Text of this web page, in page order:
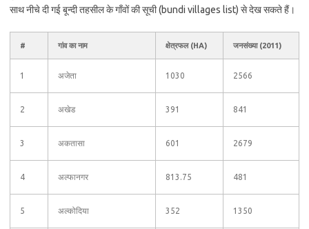
साथ नीचे दी गई बून्दी तहसील के गाँवों की सूची (bundi villages list) से देख सकते हैं।
# गांव का नाम क्षेत्रफल (HA) जनसंख्या (2011)
1 अजेता 1030 2566
2 अखेड 391 841
3 अकतासा 601 2679
4 अल्फानगर 813.75 481
5 अल्कोदिया 352 1350